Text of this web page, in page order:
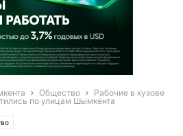
Общество
Рабочие в кузове
по улицам Шымкента